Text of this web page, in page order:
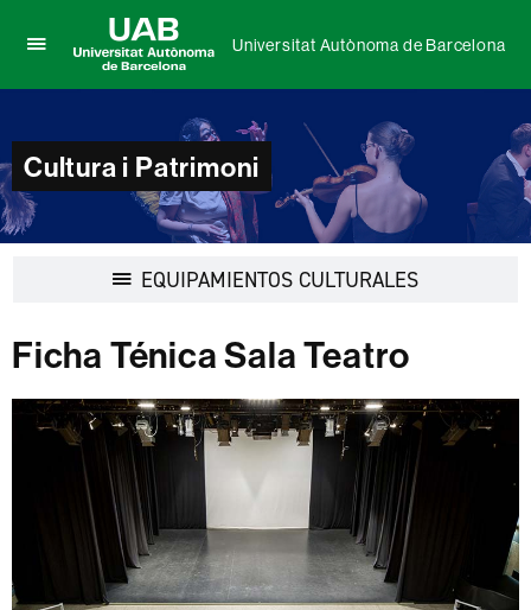
aquí
desplegar
el
menú
de
de
Barcelona
Universitat Autònoma de Barcelona
Cultura i Patrimoni
EQUIPAMIENTOS CULTURALES
Ficha Ténica Sala Teatro